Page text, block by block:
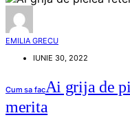
EMILIA GRECU
IUNIE 30, 2022
Cum sa facAi grija de
merita